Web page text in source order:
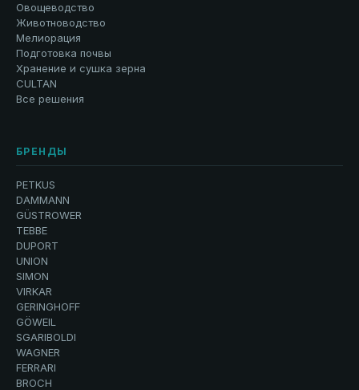
Овощеводство
Животноводство
Мелиорация
Подготовка почвы
Хранение и сушка зерна
CULTAN
Все решения
БРЕНДЫ
PETKUS
DAMMANN
GÜSTROWER
TEBBE
DUPORT
UNION
SIMON
VIRKAR
GERINGHOFF
GÖWEIL
SGARIBOLDI
WAGNER
FERRARI
BROCH